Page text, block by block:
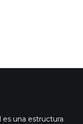
es una estructura